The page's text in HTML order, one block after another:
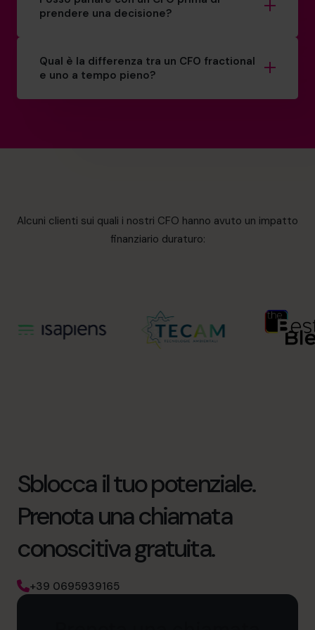
prendere una decisione?
Qual è la differenza tra un CFO fractional
e uno a tempo pieno?
Alcuni clienti sui quali i nostri CFO hanno avuto un impatto
finanziario duraturo:
Sblocca il tuo potenziale.
Prenota una chiamata
conoscitiva gratuita.
+39 0695939165